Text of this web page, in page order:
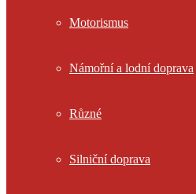
Motorismus
Námořní a lodní doprava
Různé
Silniční doprava